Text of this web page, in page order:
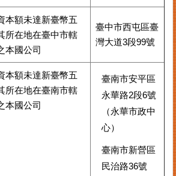
本額未達新臺幣五
所在地在臺中市轄
本國公司
臺中市西屯區臺
灣大道3段99號
本額未達新臺幣五
所在地在臺南市轄
本國公司
臺南市安平區
永華路2段6號
（永華市政中
心）
臺南市新營區
民治路36號